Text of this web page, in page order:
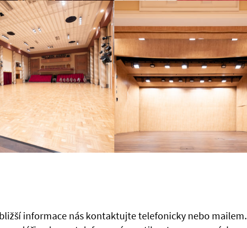
informace nás kontaktujte telefonicky nebo mailem.